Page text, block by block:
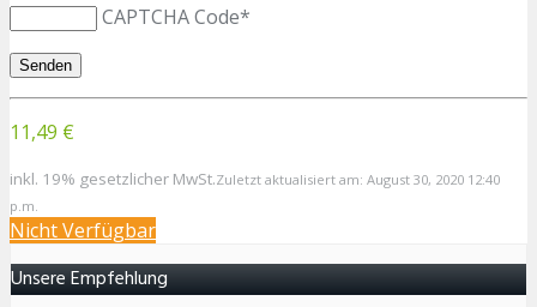
CAPTCHA Code*
11,49 €
inkl. 19% gesetzlicher MwSt.Zuletzt aktualisiert am: August 30, 2020 12:40
p.m.
Nicht Verfügbar
Unsere Empfehlung